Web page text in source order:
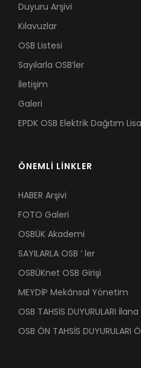
Duyuru Arşivi
Kılavuzlar
OSB Listesi
Sayılarla OSB’ler
İletişim
Galeri
EPDK OSB Elektrik Dağıtım
ÖNEMLİ LİNKLER
HABER Arşivi
FOTO Galeri
OSBÜK Akademi
SAYILARLA OSB ’ ler
OSBÜKnet OSB Girişi
MEYDİP Mekânsal Yönetim
OSB TAHSİS DUYURULARI
OSB ÖN TAHSİS